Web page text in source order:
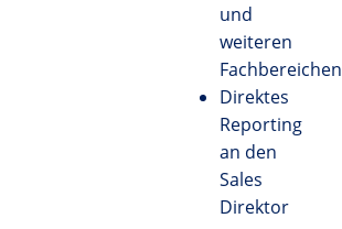
und
weiteren
Fachbereichen
Direktes
Reporting
an den
Sales
Direktor